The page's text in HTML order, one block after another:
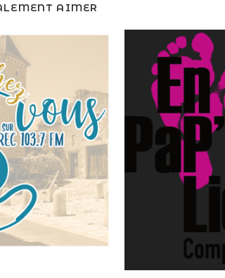
AIMER